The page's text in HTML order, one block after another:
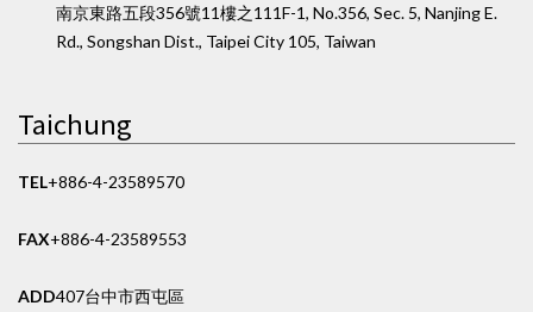
南京東路五段356號11樓之1 11F-1, No.356, Sec. 5, Nanjing E.
Rd., Songshan Dist., Taipei City 105, Taiwan
Taichung
TEL+886-4-23589570
FAX+886-4-23589553
ADD407台中市西屯區